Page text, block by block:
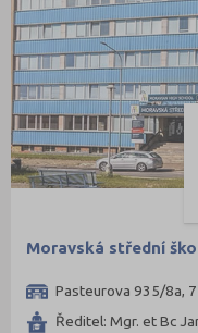
Moravská střední
Pasteurova 935/8a,
Ředitel: Mgr. et Bc